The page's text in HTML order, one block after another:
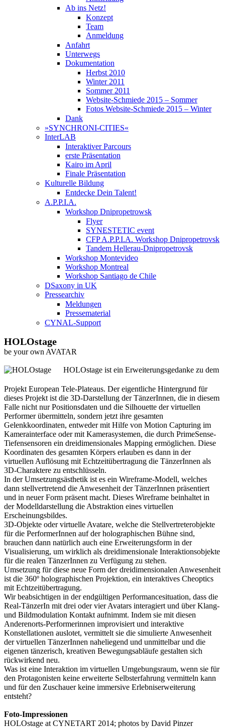
Ab ins Netz!
Konzept
Team
Anmeldung
Anfahrt
Unterwegs
Dokumentation
Herbst 2010
Winter 2011
Sommer 2011
Website-Schmiede 2015 – Sommer
Fotos Website-Schmiede 2015 – Winter
Dank
»SYNCHRONI-CITIES«
InterLAB
Interaktiver Parcours
erste Präsentation
Kairo im April
Finale Präsentation
Kulturelle Bildung
Entdecke Dein Talent!
A.P.P.I.A.
Workshop Dnipropetrowsk
Flyer
SYNESTETIC event
CFP A.P.P.I.A. Workshop Dnipropetrovsk
Tandem Hellerau-Dnipropetrovsk
Workshop Montevideo
Workshop Montreal
Workshop Santiago de Chile
DSaxony in UK
Pressearchiv
Meldungen
Pressematerial
CYNAL-Support
HOLOstage
be your own AVATAR
HOLOstage ist ein Erweiterungsgedanke zu dem
Projekt European Tele-Plateaus. Der eigentliche Hintergrund für
dieses Projekt ist die 3D-Darstellung der TänzerInnen, die in diesem
Falle nicht nur Positionsdaten und die Silhouette der virtuellen
Performer übermitteln, sondern jetzt ihre gesamten
Gelenkkoordinaten, entweder mit Hilfe von Motion Capturing im
Kamerainterface oder mit Kamerasystemen, die durch PrimeSense-
Tiefensensoren ein dreidimensionales Mapping ermöglichen. Diese
Koordinaten des gesamten Körpers erlauben es dann in der
virtuellen Auflösung mit Echtzeitübertragung die TänzerInnen als
3D-Charaktere zu entschlüsseln.
In der Umsetzungsästhetik ist es ein Wireframe-Modell, welches
dann stellvertretend die Anwesenheit der TänzerInnen präsentiert
und in neuer Form präsent macht. Dieses Wireframe beinhaltet in
der Modelldarstellung die Abstraktion eines virtuellen
Erscheinungsbildes.
3D-Objekte oder virtuelle Avatare, welche die Stellvertreterobjekte
für die PerformerInnen auf der holographischen Bühne sind,
brauchen dann natürlich auch eine Erweiterungsform in der
Visualisierung, um wirklich als dreidimensionale Interaktionsobjekte
für die realen TänzerInnen zu Verfügung zu stehen.
Umsetzung für diese neue Form der dreidimensionalen Anwesenheit
ist die 360º holographischen Projektion, ein interaktives Cheoptics
mit Echtzeitübertragung.
Wir beabsichtigen in der endgültigen Performancesituation, dass die
Real-TänzerIn mit drei oder vier Avatars interagiert und über Klang-
und Bildmodulation Kontakt aufnimmt. Indem sie mit diesen
Anderenorts-Performerinnen improvisiert und interaktive
Konstellationen auslotet, vermittelt sie die simulierte Anwesenheit
der virtuellen TänzerInnen naheliegend und unmittelbar und die
eigenen tänzerisch, kreativen Bewegungsabläufe gestalten sich
rückwirkend neu.
Was ist eine Interaktion im virtuellen Umgebungsraum, wenn sie für
den Protagonisten keine erweiterte Selbsterfahrung vermitteln kann
und für den Zuschauer keine immersive Erlebniserweiterung
entsteht?
Foto-Impressionen
HOLOstage at CYNETART 2014; photos by David Pinzer